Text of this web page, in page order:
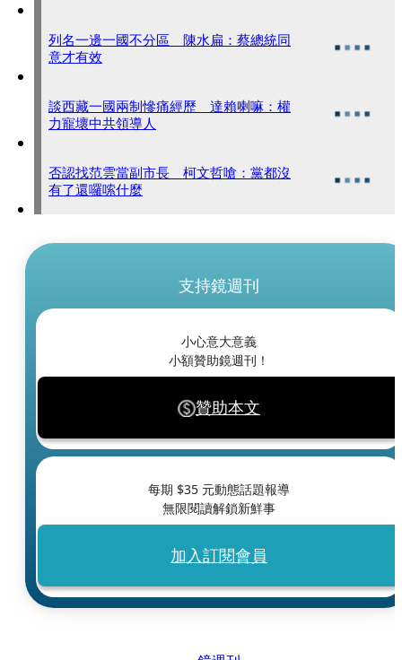
列名一邊一國不分區 陳水扁：蔡總統同
意才有效
談西藏一國兩制慘痛經歷 達賴喇嘛：權
力寵壞中共領導人
否認找范雲當副市長 柯文哲嗆：黨都沒
有了還囉嗦什麼
支持鏡週刊
小心意大意義
小額贊助鏡週刊！
贊助本文
每期 $35 元動態話題報導
無限閱讀解鎖新鮮事
加入訂閱會員